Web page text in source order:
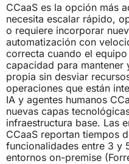
CCaaS es la opción más
necesita escalar rápido,
o requiere incorporar
automatización con
correcta cuando el
capacidad para mantener
propia sin desviar
operaciones que están
IA y agentes humanos
nuevas capas
infraestructura base. Las
CCaaS reportan tiempos
funcionalidades entre 3 y
entornos on-premise